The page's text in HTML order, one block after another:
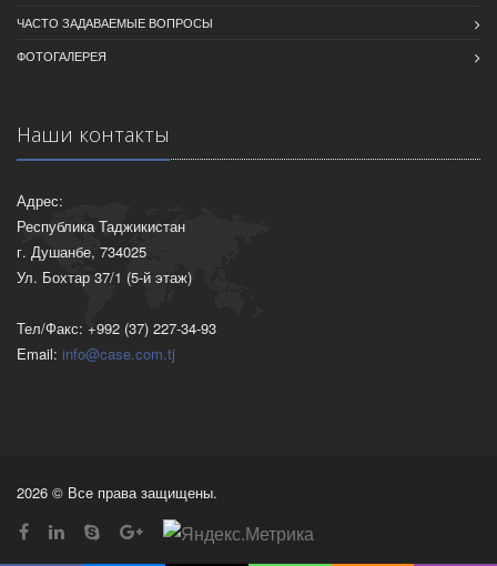
ЧАСТО ЗАДАВАЕМЫЕ ВОПРОСЫ
ФОТОГАЛЕРЕЯ
Наши контакты
Адрес:
Республика Таджикистан
г. Душанбе, 734025
Ул. Бохтар 37/1 (5-й этаж)
Тел/Факс: +992 (37) 227-34-93
Email: info@case.com.tj
2026 © Все права защищены.